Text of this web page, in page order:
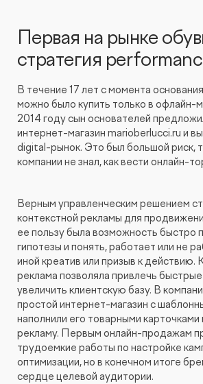
Первая на рынке
стратегия
В течение 17 лет с момента
можно было купить только в офлайн-
2014 году сын основателей
интернет-магазин marioberlucci.ru и
digital-рынок. Это был большой риск,
компании не знал, как вести онлайн-
Верным управленческим решением
контекстной рекламы для
ее пользу была возможность быстро
гипотезы и понять, работает или не
иной креатив или призыв к действию.
реклама позволяла привлечь
увеличить клиентскую базу. В
простой интернет-магазин с
наполнили его товарными карточками
рекламу. Первым онлайн-продажам
трудоемкие работы по настройке
оптимизации, но в конечном итоге
сердце целевой аудитории.